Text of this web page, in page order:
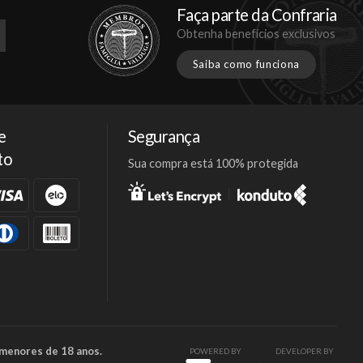
Faça parte da Confraria
Obtenha benefícios exclusivos
Saiba como funciona
Segurança
Sua compra está 100% protegida
de 18 anos. POWERED BY DEVELOPER BY